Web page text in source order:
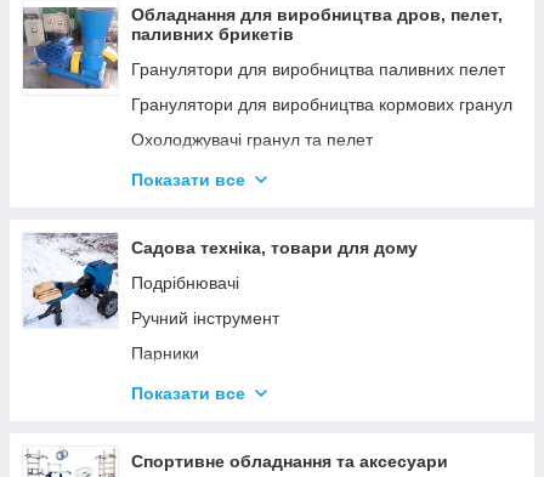
Котли електричні
Газові котли
Аксесуари для твердопаливних котлів
Обладнання для виробництва дров, пелет,
паливних брикетів
Гранулятори для виробництва паливних пелет
Гранулятори для виробництва кормових гранул
Охолоджувачі гранул та пелет
Подрібнювачі
Дровоколи
Показати все
Садова техніка, товари для дому
Подрібнювачі
Ручний інструмент
Парники
Термоси
Показати все
Спортивне обладнання та аксесуари